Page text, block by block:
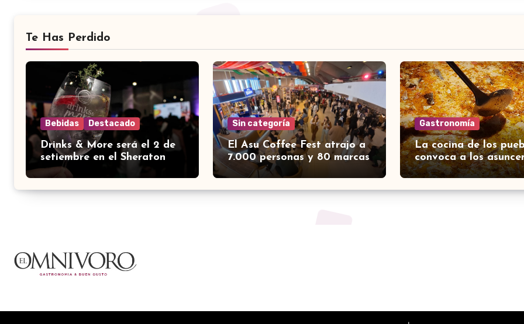
Te Has Perdido
Bebidas Destacado
Drinks & More será el 2 de
setiembre en el Sheraton
Sin categoría
El Asu Coffee Fest atrajo a
7.000 personas y 80 marcas
Gastronomía
La cocina de los
convoca a los